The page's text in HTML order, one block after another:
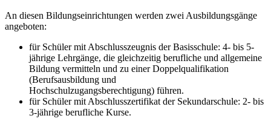
An diesen Bildungseinrichtungen werden zwei Ausbildungsgänge
angeboten:
für Schüler mit Abschlusszeugnis der Basisschule: 4- bis 5-
jährige Lehrgänge, die gleichzeitig berufliche und allgemeine
Bildung vermitteln und zu einer Doppelqualifikation
(Berufsausbildung und
Hochschulzugangsberechtigung) führen.
für Schüler mit Abschlusszertifikat der Sekundarschule: 2- bis
3-jährige berufliche Kurse.